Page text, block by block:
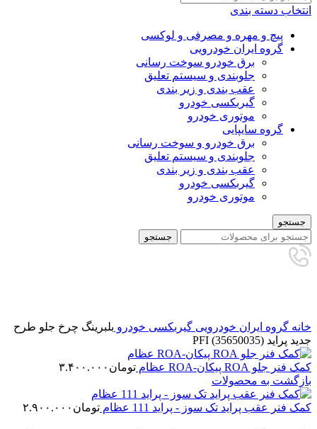
انتخاب دسته بندی
پیچ و مهره و مصرفی و لوکسی
گروه ایران خودرویی
برق خودرو سوخت رسانی
جلوبندی و سیستم تعلیق
عقب بندی و زیر بندی
گیربکسی خودرو
موتوری خودرو
گروه سایپایی
برق خودرو و سوخت رسانی
جلوبندی و سیستم تعلیق
عقب بندی و زیر بندی
گیربکسی خودرو
موتوری خودرو
جستجو
جستجو
خانه گروه ایران خودرویی گیربکسی خودرو بلبرینگ چرخ جلو طرح
جدید پراید PFI (35650035)
کمک فنر جلو ROA پیکان-ROA عظام تومان ۳.۴۰۰.۰۰۰
بازگشت به محصولات
کمک فنر عقب پراید تک سوز - پراید 111 عظام تومان ۲.۹۰۰.۰۰۰